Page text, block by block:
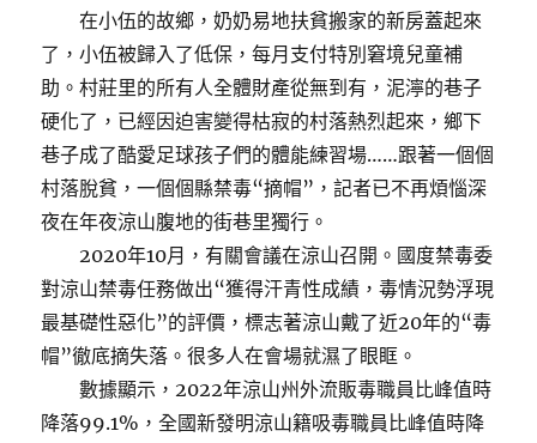
在小伍的故鄉，奶奶易地扶貧搬家的新房蓋起來
了，小伍被歸入了低保，每月支付特別窘境兒童補
助。村莊里的所有人全體財產從無到有，泥濘的巷子
硬化了，已經因迫害變得枯寂的村落熱烈起來，鄉下
巷子成了酷愛足球孩子們的體能練習場……跟著一個個
村落脫貧，一個個縣禁毒“摘帽”，記者已不再煩惱深
夜在年夜涼山腹地的街巷里獨行。
2020年10月，有關會議在涼山召開。國度禁毒委
對涼山禁毒任務做出“獲得汗青性成績，毒情況勢浮現
最基礎性惡化”的評價，標志著涼山戴了近20年的“毒
帽”徹底摘失落。很多人在會場就濕了眼眶。
數據顯示，2022年涼山州外流販毒職員比峰值時
降落99.1%，全國新發明涼山籍吸毒職員比峰值時降